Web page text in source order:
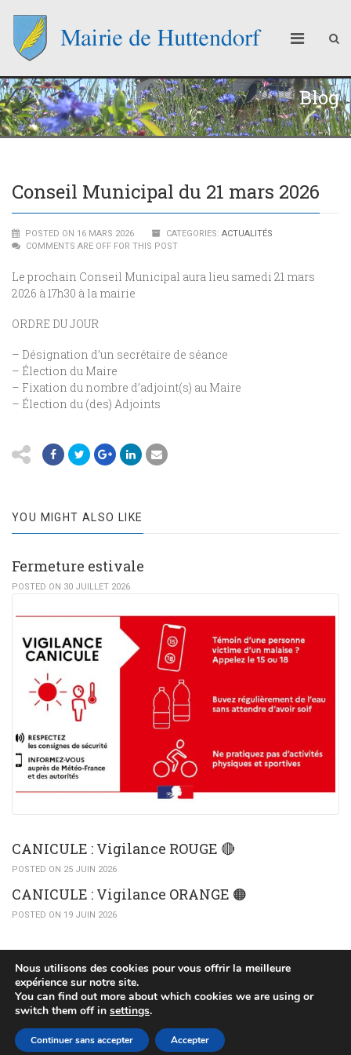
Blog
Conseil Municipal du 21 mars 2026
POSTED ON 16 MARS 2026 CATEGORIES: ACTUALITÉS
COMMENTS ARE OFF FOR THIS POST
Le prochain Conseil Municipal aura lieu samedi 21 mars
2026 à 17h30 à la mairie
ORDRE DU JOUR
– Désignation d’un secrétaire de séance
– Élection du Maire
– Fixation du nombre d’adjoint(s) au Maire
– Élection du (des) Adjoints
YOU MIGHT ALSO LIKE
Fermeture estivale
POSTED ON 30 JUILLET 2026
CANICULE : Vigilance ROUGE 🔴
POSTED ON 25 JUIN 2026
CANICULE : Vigilance ORANGE 🟠​
POSTED ON 19 JUIN 2026
(c) 2015 Mairie de Huttendorf
POLITIQUE DE CONFIDENTIALITÉ
PLAN DU SITE
MENTIONS LÉGALES
RÉALISÉ PAR WEB67
Nous utilisons des cookies pour vous offrir la meilleure
expérience sur notre site.
You can find out more about which cookies we are using or
switch them off in settings.
Accepter
Continuer sans accepter